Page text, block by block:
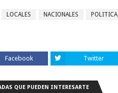
LOCALES NACIONALES POLITICA
Facebook Twitter
QUE PUEDEN INTERESARTE